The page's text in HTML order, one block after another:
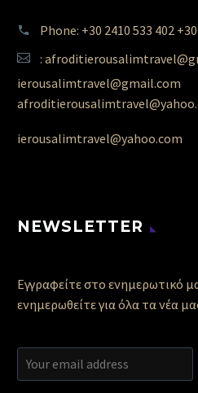
Phone: +30 2410 533 402
:
ierousalimtravel@gmail.com
ierousalimtravel@yahoo.com
NEWSLETTER
Εγγραφείτε στο ενημερωτικό
ενημερωθείτε για όλα τα νέα